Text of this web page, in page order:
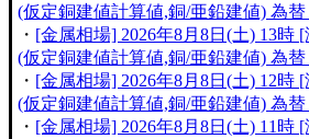
(仮定銅建値計算値,銅/亜鉛建値) 為
・ [金属相場] 2026年8月8日(土) 13時
(仮定銅建値計算値,銅/亜鉛建値) 為
・ [金属相場] 2026年8月8日(土) 12時
(仮定銅建値計算値,銅/亜鉛建値) 為
・ [金属相場] 2026年8月8日(土) 11時